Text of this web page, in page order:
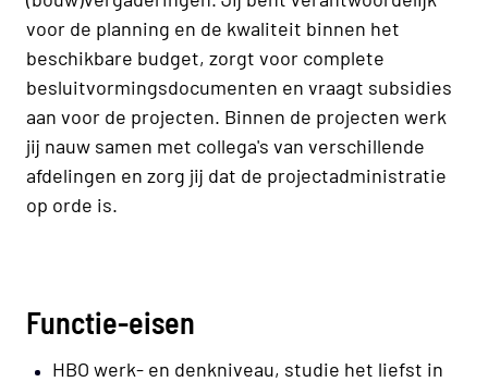
voor de planning en de kwaliteit binnen het
beschikbare budget, zorgt voor complete
besluitvormingsdocumenten en vraagt subsidies
aan voor de projecten. Binnen de projecten werk
jij nauw samen met collega's van verschillende
afdelingen en zorg jij dat de projectadministratie
op orde is.
Functie-eisen
HBO werk- en denkniveau, studie het liefst in